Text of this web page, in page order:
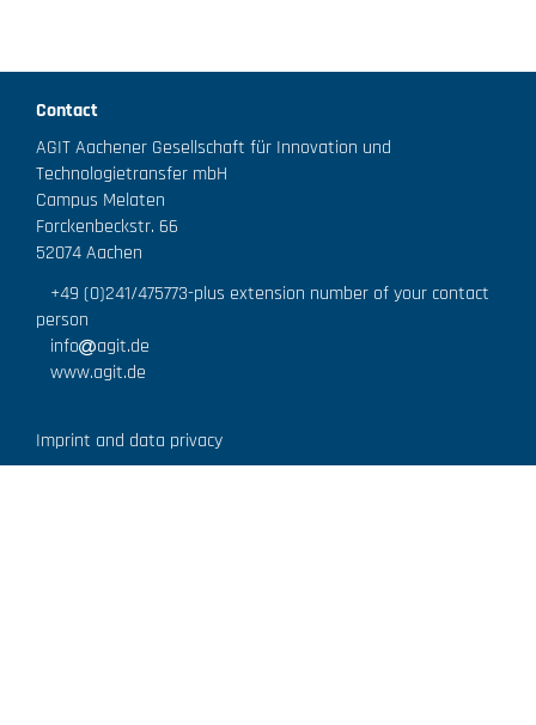
Contact
AGIT Aachener Gesellschaft für Innovation und
Technologietransfer mbH
Campus Melaten
Forckenbeckstr. 66
52074 Aachen
+49 (0)241/475773-plus extension number of your contact
person
info
agit.de
www.agit.de
Imprint and data privacy